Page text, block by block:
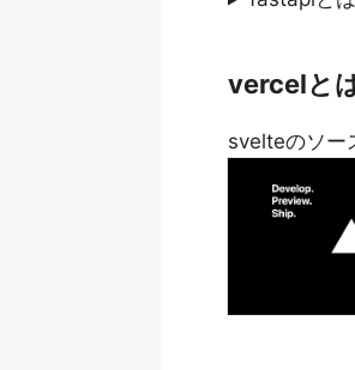
vercelと
svelteのソー